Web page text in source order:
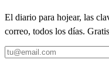
El diario para hojear, las
correo, todos los días.